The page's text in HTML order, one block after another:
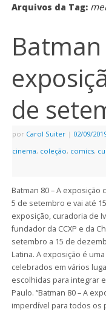
Arquivos da Tag:
de
por Carol Suiter | 02/09/
cinema, coleção, comics,
Batman 80 – A exposição
5 de setembro e vai até
exposição, curadoria de
fundador da CCXP e da
setembro a 15 de
Latina. A exposição é
celebrados em vários
escolhidas para integrar
Paulo. “Batman 80 – A
imperdível para todos os